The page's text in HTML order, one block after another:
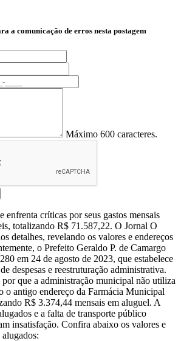
a comunicação de erros nesta postagem
Máximo 600 caracteres.
enfrenta críticas por seus gastos mensais
totalizando R$ 71.587,22. O Jornal O
detalhes, revelando os valores e endereços
o Prefeito Geraldo P. de Camargo
em 24 de agosto de 2023, que estabelece
despesas e reestruturação administrativa.
que a administração municipal não utiliza
o antigo endereço da Farmácia Municipal
R$ 3.374,44 mensais em aluguel. A
e a falta de transporte público
insatisfação. Confira abaixo os valores e